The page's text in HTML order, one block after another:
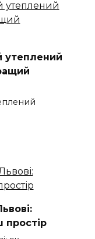
утеплений
простір